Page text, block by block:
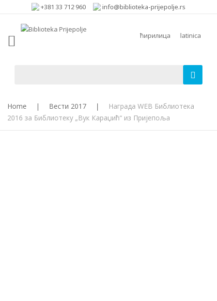
+381 33 712 960 info@biblioteka-prijepolje.rs
ћирилица latinica
Home | Вести 2017 |
Награда WEB Библиотека
2016 за Библиотеку „Вук Караџић“ из Пријепоља